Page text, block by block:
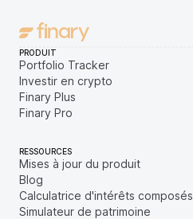
PRODUIT
Portfolio Tracker
Investir en crypto
Finary Plus
Finary Pro
RESSOURCES
Mises à jour du produit
Blog
Calculatrice d'intérêts composés
Simulateur de patrimoine